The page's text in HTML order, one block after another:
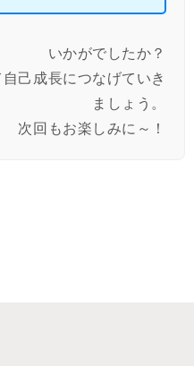
いかがでしたか？
己成長につなげていき
ましょう。
次回もお楽しみに～！